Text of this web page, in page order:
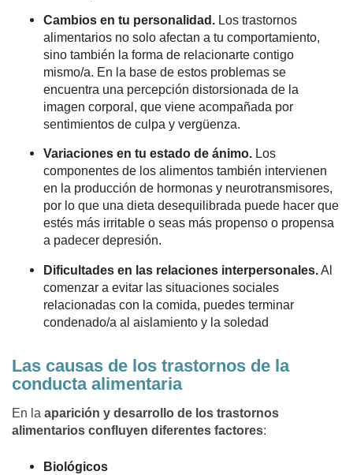
Cambios en tu personalidad. Los trastornos
alimentarios no solo afectan a tu comportamiento,
sino también la forma de relacionarte contigo
mismo/a. En la base de estos problemas se
encuentra una percepción distorsionada de la
imagen corporal, que viene acompañada por
sentimientos de culpa y vergüenza.
Variaciones en tu estado de ánimo. Los
componentes de los alimentos también intervienen
en la producción de hormonas y neurotransmisores,
por lo que una dieta desequilibrada puede hacer que
estés más irritable o seas más propenso o propensa
a padecer depresión.
Dificultades en las relaciones interpersonales.Al
comenzar a evitar las situaciones sociales
relacionadas con la comida, puedes terminar
condenado/a al aislamiento y la soledad
Las causas de los trastornos de la
conducta alimentaria
En la aparición y desarrollo de los trastornos
alimentarios confluyen diferentes factores:
Biológicos